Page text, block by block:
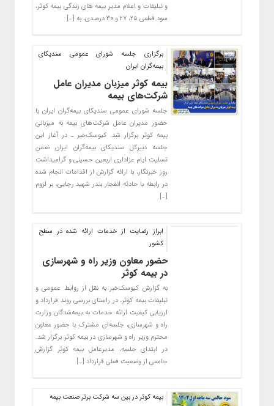
و تبلیغات و اعلام مدیر بیمه های زندگی بیمه کوثر،
سود قطعی ۲۵، ۲۷ و ۳۰ درصدی، به […]
برگزاری جلسه شورای عمومی سندیکای
بیمه‌گران ایران
بیمه کوثر میزبان مدیران عامل
شرکت‌های بیمه
جلسه شورای عمومی سندیکای بیمه‌گران ایران با
حضور مدیران عامل شرکت‌های بیمه‌ به میزبانی
بیمه کوثر برگزار شد. کیوسک‌خبر ـ در آغاز این
جلسه دبیرکل سندیکای بیمه‌گران ایران ضمن
تسلیت ایام عزاداری اربعین حسینی و گرامیداشت
روز خبرنگار، با ارائه گزارش از اقدامات انجام شده
در رابطه با حادثه انفجار بندر شهید رجایی، بر لزوم
[…]
ابراز رضایت از خدمات ارائه شده در سطح
کشور
حضور معاون وزیر راه و شهرسازی
در بیمه کوثر
به گزارش کیوسک‌خبر به نقل از روابط عمومی و
تبلیغات بیمه کوثر، در راستای بررسی روند قرارداد و
ارزیابی کیفیت ارائه خدمات به بیمه‌شدگان وزارت
راه و شهرسازی، جلسه‌ای مشترک با حضور معاون
محترم وزیر راه و شهرسازی در بیمه کوثر برگزار شد.
در ابتدای جلسه، مدیرعامل بیمه کوثر گزارش
جامعی از وضعیت فعلی قرارداد […]
بیمه کوثر در بین سه شرکت برتر صنعت بیمه